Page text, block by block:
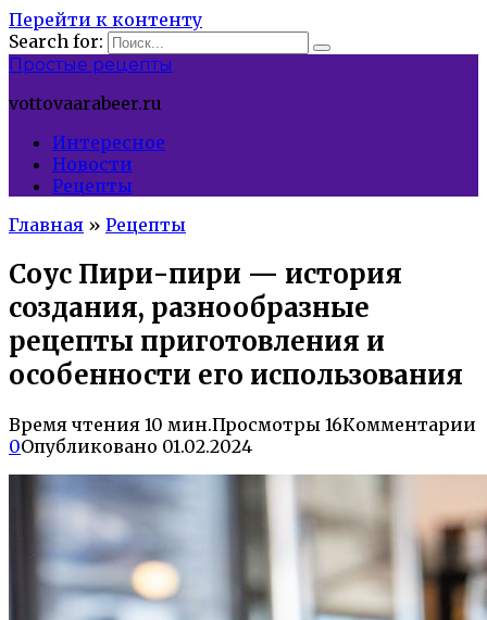
Перейти к контенту
Search for:
Простые рецепты
vottovaarabeer.ru
Интересное
Новости
Рецепты
Главная » Рецепты
Соус Пири-пири — история
создания, разнообразные
рецепты приготовления и
особенности его использования
Время чтения 10 мин.Просмотры 16Комментарии
0Опубликовано 01.02.2024